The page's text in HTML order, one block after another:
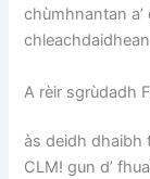
chùmhnantan
A rèir sgrùdadh
às deidh dhaibh
CLM! gun d’